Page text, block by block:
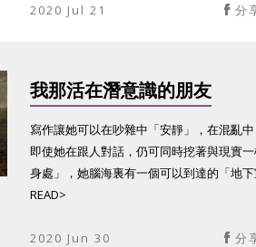
2020 Jul 21 分
我那活在潛意識的朋友
寫作讓她可以在吵雜中「安靜」，在混亂中
即使她在跟人對話，仍可同時挖著與現實
身處」，她腦海裏有一個可以到達的「地下
READ>
2020 Jun 30 分